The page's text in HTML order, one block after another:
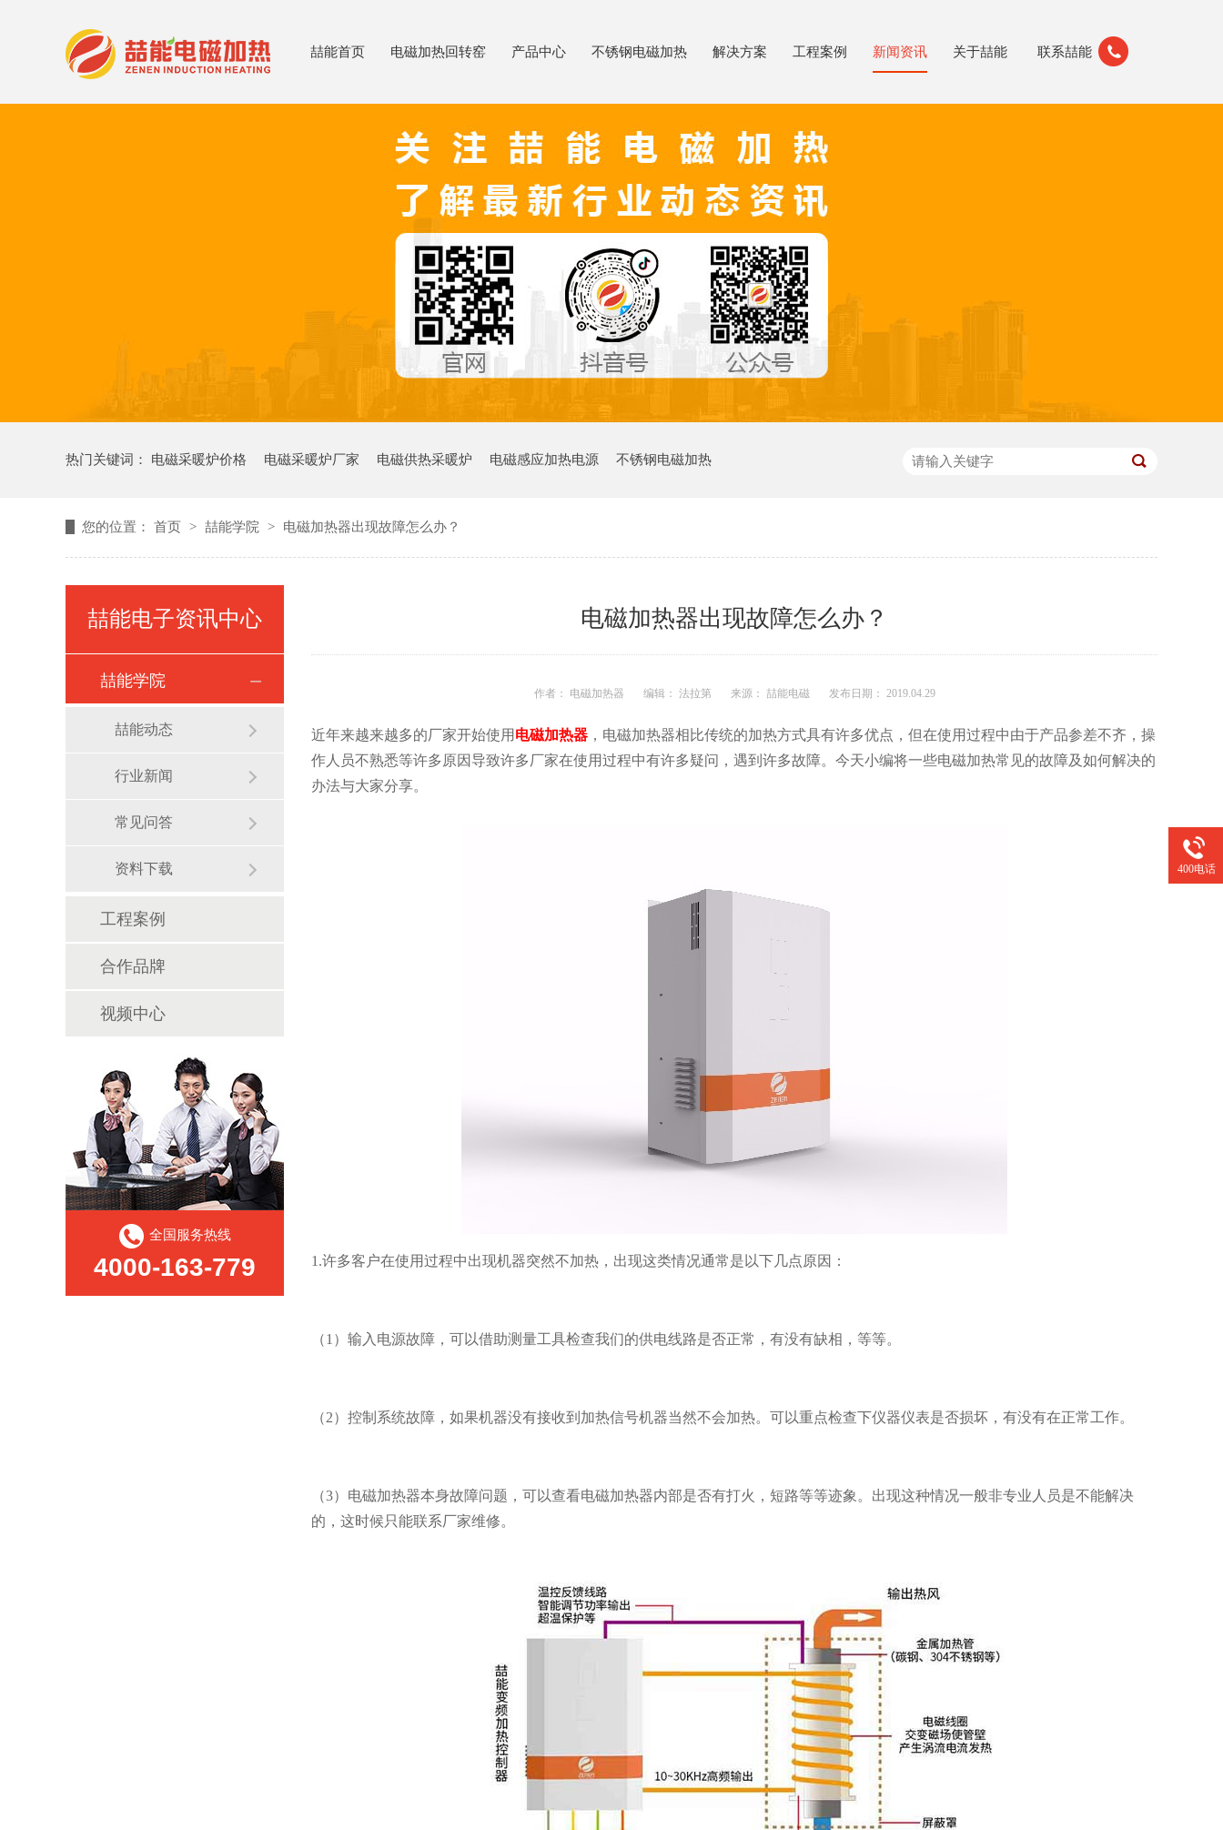
喆能首页 电磁加热回转窑 产品中心 不锈钢电磁加热 解决方案 工程案例 新闻资讯 关于喆能 联系喆能
热门关键词： 电磁采暖炉价格 电磁采暖炉厂家 电磁供热采暖炉 电磁感应加热电源 不锈钢电磁加热
您的位置： 首页 > 喆能学院 > 电磁加热器出现故障怎么办？
电磁加热器出现故障怎么办？
作者： 电磁加热器 编辑： 法拉第 来源： 喆能电磁 发布日期： 2019.04.29
近年来越来越多的厂家开始使用 电磁加热器 ，电磁加热器相比传统的加热方式具有许多优点，但在使用过程中由于产品参差不齐，操
作人员不熟悉等许多原因导致许多厂家在使用过程中有许多疑问，遇到许多故障。今天小编将一些电磁加热常见的故障及如何解决的
办法与大家分享。
1.许多客户在使用过程中出现机器突然不加热，出现这类情况通常是以下几点原因：
（1）输入电源故障，可以借助测量工具检查我们的供电线路是否正常，有没有缺相，等等。
（2）控制系统故障，如果机器没有接收到加热信号机器当然不会加热。可以重点检查下仪器仪表是否损坏，有没有在正常工作。
（3）电磁加热器本身故障问题，可以查看电磁加热器内部是否有打火，短路等等迹象。出现这种情况一般非专业人员是不能解决
的，这时候只能联系厂家维修。
喆能电子资讯中心
喆能学院
喆能动态
行业新闻
常见问答
资料下载
工程案例
合作品牌
视频中心
全国服务热线
4000-163-779
400电话